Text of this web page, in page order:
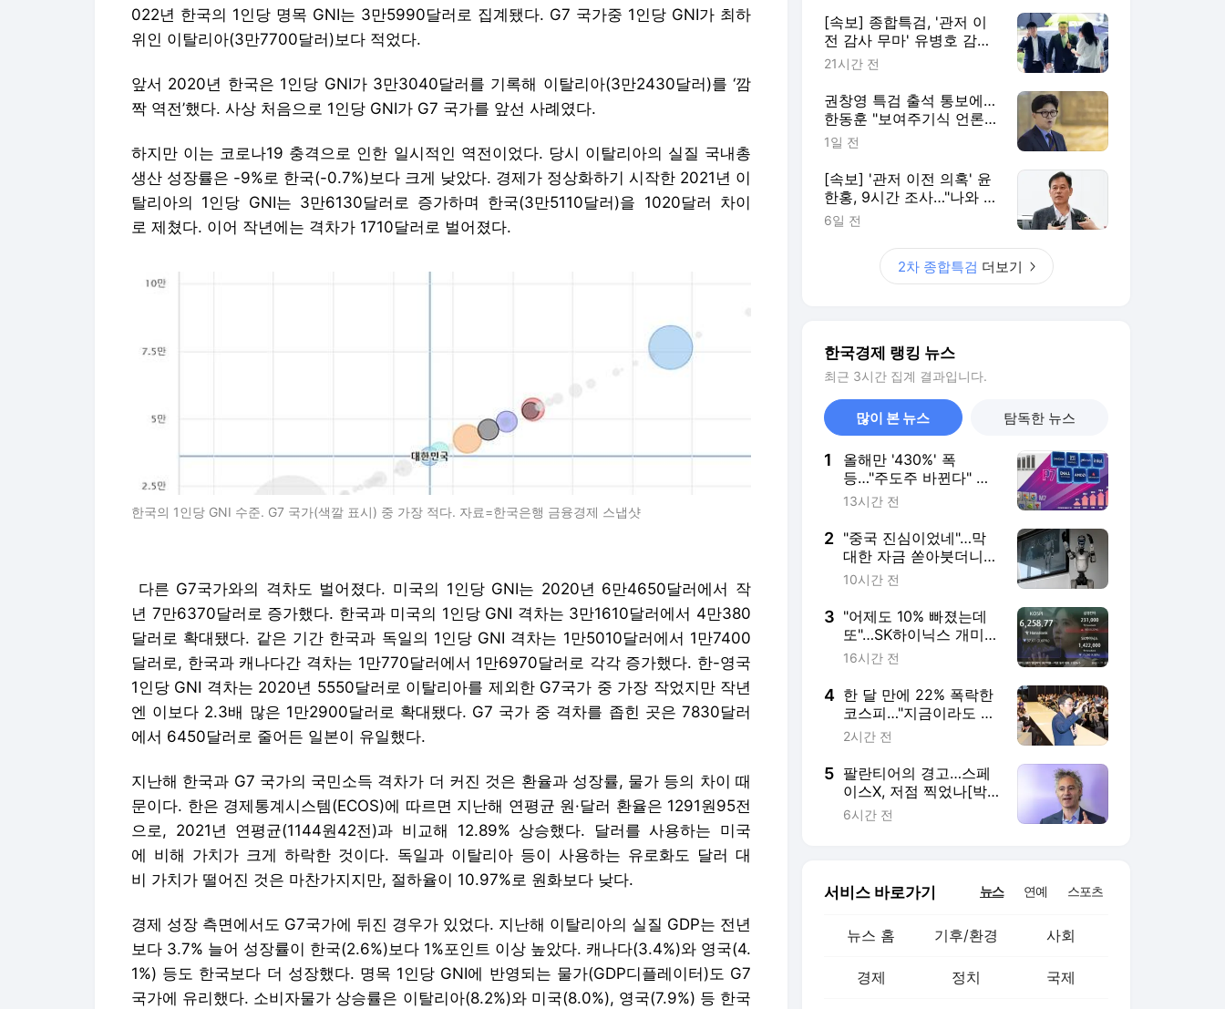
022년 한국의 1인당 명목 GNI는 3만5990달러로 집계됐다. G7 국가중 1인당 GNI가 최하
위인 이탈리아(3만7700달러)보다 적었다.
앞서 2020년 한국은 1인당 GNI가 3만3040달러를 기록해 이탈리아(3만2430달러)를 ‘깜
짝 역전’했다. 사상 처음으로 1인당 GNI가 G7 국가를 앞선 사례였다.
하지만 이는 코로나19 충격으로 인한 일시적인 역전이었다. 당시 이탈리아의 실질 국내총
생산 성장률은 -9%로 한국(-0.7%)보다 크게 낮았다. 경제가 정상화하기 시작한 2021년 이
탈리아의 1인당 GNI는 3만6130달러로 증가하며 한국(3만5110달러)을 1020달러 차이
로 제쳤다. 이어 작년에는 격차가 1710달러로 벌어졌다.
한국의 1인당 GNI 수준. G7 국가(색깔 표시) 중 가장 적다. 자료=한국은행 금융경제 스냅샷
다른 G7국가와의 격차도 벌어졌다. 미국의 1인당 GNI는 2020년 6만4650달러에서 작
년 7만6370달러로 증가했다. 한국과 미국의 1인당 GNI 격차는 3만1610달러에서 4만380
달러로 확대됐다. 같은 기간 한국과 독일의 1인당 GNI 격차는 1만5010달러에서 1만7400
달러로, 한국과 캐나다간 격차는 1만770달러에서 1만6970달러로 각각 증가했다. 한-영국
1인당 GNI 격차는 2020년 5550달러로 이탈리아를 제외한 G7국가 중 가장 작었지만 작년
엔 이보다 2.3배 많은 1만2900달러로 확대됐다. G7 국가 중 격차를 좁힌 곳은 7830달러
에서 6450달러로 줄어든 일본이 유일했다.
지난해 한국과 G7 국가의 국민소득 격차가 더 커진 것은 환율과 성장률, 물가 등의 차이 때
문이다. 한은 경제통계시스템(ECOS)에 따르면 지난해 연평균 원·달러 환율은 1291원95전
으로, 2021년 연평균(1144원42전)과 비교해 12.89% 상승했다. 달러를 사용하는 미국
에 비해 가치가 크게 하락한 것이다. 독일과 이탈리아 등이 사용하는 유로화도 달러 대
비 가치가 떨어진 것은 마찬가지지만, 절하율이 10.97%로 원화보다 낮다.
경제 성장 측면에서도 G7국가에 뒤진 경우가 있었다. 지난해 이탈리아의 실질 GDP는 전년
보다 3.7% 늘어 성장률이 한국(2.6%)보다 1%포인트 이상 높았다. 캐나다(3.4%)와 영국(4.
1%) 등도 한국보다 더 성장했다. 명목 1인당 GNI에 반영되는 물가(GDP디플레이터)도 G7
국가에 유리했다. 소비자물가 상승률은 이탈리아(8.2%)와 미국(8.0%), 영국(7.9%) 등 한국
[속보] 종합특검, '관저 이
전 감사 무마' 유병호 감사
위원 구속 기소
21시간 전
권창영 특검 출석 통보에…
한동훈 "보여주기식 언론플
레이"
1일 전
[속보] '관저 이전 의혹' 윤
한홍, 9시간 조사…"나와 관
련 없다"
6일 전
2차 종합특검 더보기
한국경제 랭킹 뉴스
최근 3시간 집계 결과입니다.
많이 본 뉴스 탐독한 뉴스
1
올해만 '430%' 폭
등…"주도주 바뀐다" 개
미들 몰려간 곳
13시간 전
2 "중국 진심이었네"…막
대한 자금 쏟아붓더니
'드림팀' 만들었다 [분석
10시간 전
3 "어제도 10% 빠졌는데
또"…SK하이닉스 개미들
'곡소리'
16시간 전
4 한 달 만에 22% 폭락한
코스피…"지금이라도 팔
까 버틸까"
2시간 전
5 팔란티어의 경고…스페
이스X, 저점 찍었나[박
신영의 개장전 요것만]
6시간 전
서비스 바로가기 뉴스 연예 스포츠
뉴스 홈 기후/환경 사회
경제 정치 국제